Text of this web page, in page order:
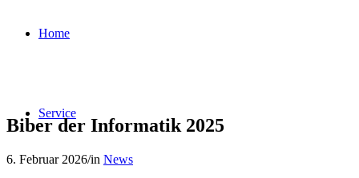
Home
Service
Biber der Informatik 2025
6. Februar 2026/in News